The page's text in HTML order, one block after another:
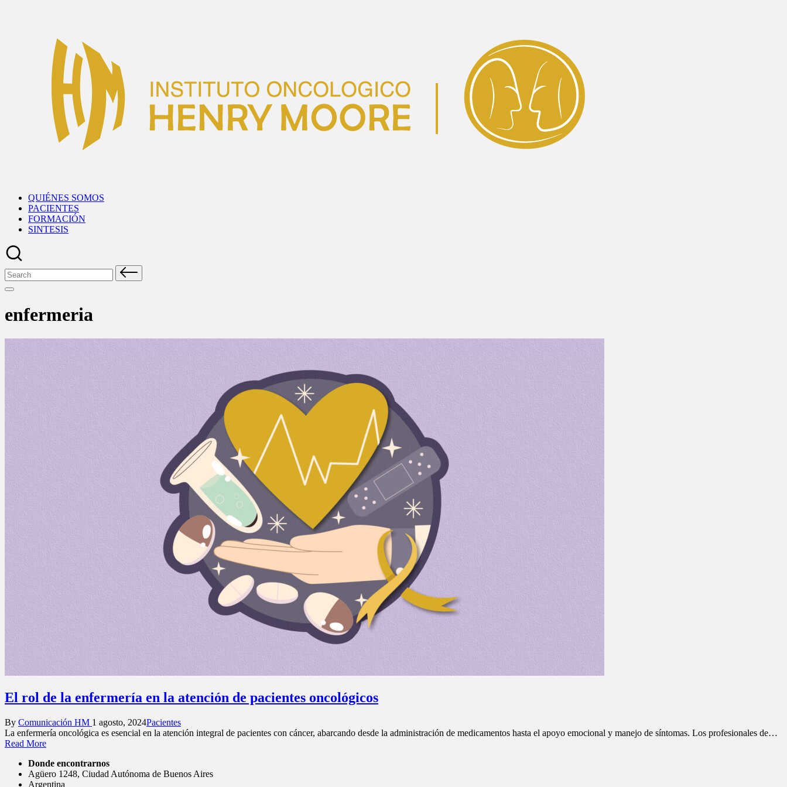
QUIÉNES SOMOS
PACIENTES
FORMACIÓN
SINTESIS
Search
for:
enfermeria
El rol de la enfermería en la atención de pacientes oncológicos
Posted
by
By Comunicación HM 1 agosto, 2024Posted
in
Pacientes
La enfermería oncológica es esencial en la atención integral de pacientes con cáncer, abarcando desde la administración de medicamentos hasta el apoyo emocional y manejo de síntomas. Los profesionales de…
Read More
Donde encontrarnos
Agüero 1248, Ciudad Autónoma de Buenos Aires
Argentina